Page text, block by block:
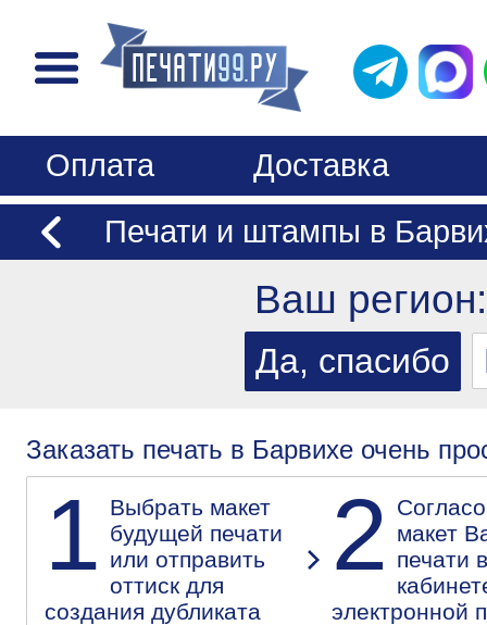
Оплата
Доставка
Печати и штампы в
Ваш
Заказать печать в Барвихе очень
1 Выбрать макет
будущей печати
или отправить
оттиск для
создания дубликата
2
макет
печати
электронной